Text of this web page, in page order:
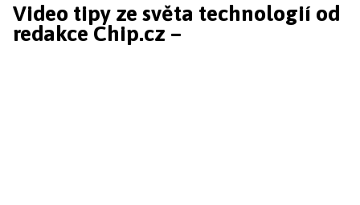
Video tipy ze světa technologií od
redakce Chip.cz –